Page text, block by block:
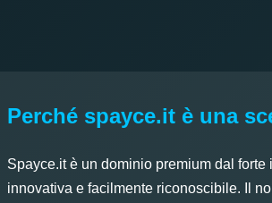
Perché spayce.it è una
Spayce.it è un dominio premium dal
innovativa e facilmente riconoscibile. Il